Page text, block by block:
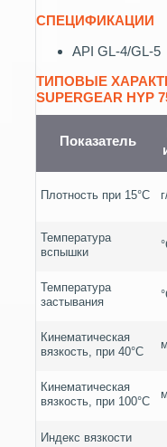
СПЕЦИФИКАЦИИ
API GL-4/GL-5
ТИПОВЫЕ
SUPERGEAR HYP
Показатель
Плотность при 15°С
Температура
вспышки
Температура
застывания
Кинематическая
вязкость, при 40°С
Кинематическая
вязкость, при 100°С
Индекс вязкости